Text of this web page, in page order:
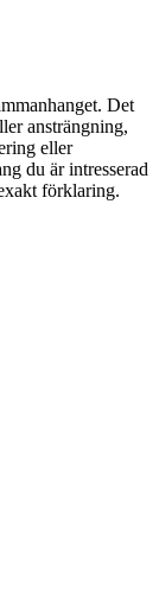
Det
ansträngning,
eller
du är intresserad
förklaring.